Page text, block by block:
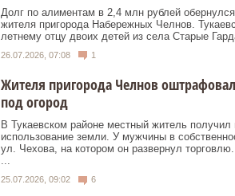
Долг по алиментам в 2,4 млн рублей
жителя пригорода Набережных Челнов.
летнему отцу двоих детей из села Старые
26.07.2026, 07:08 1
Жителя пригорода Челнов
под огород
В Тукаевском районе местный житель
использование земли. У мужчины в
ул. Чехова, на котором он развернул
...
25.07.2026, 09:02 6